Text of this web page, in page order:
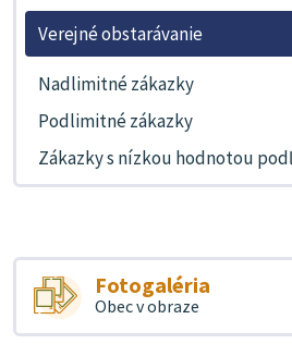
Verejné obstarávanie
Nadlimitné zákazky
Podlimitné zákazky
Zákazky s nízkou hodnotou
Fotogaléria
Obec v obraze